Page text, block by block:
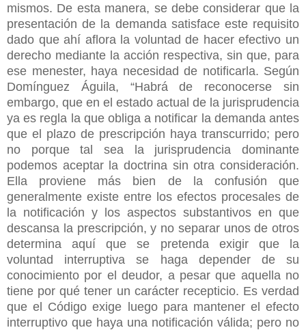
mismos. De esta manera, se debe considerar que la
presentación de la demanda satisface este requisito
dado que ahí aflora la voluntad de hacer efectivo un
derecho mediante la acción respectiva, sin que, para
ese menester, haya necesidad de notificarla. Según
Domínguez Águila, “Habrá de reconocerse sin
embargo, que en el estado actual de la jurisprudencia
ya es regla la que obliga a notificar la demanda antes
que el plazo de prescripción haya transcurrido; pero
no porque tal sea la jurisprudencia dominante
podemos aceptar la doctrina sin otra consideración.
Ella proviene más bien de la confusión que
generalmente existe entre los efectos procesales de
la notificación y los aspectos substantivos en que
descansa la prescripción, y no separar unos de otros
determina aquí que se pretenda exigir que la
voluntad interruptiva se haga depender de su
conocimiento por el deudor, a pesar que aquella no
tiene por qué tener un carácter recepticio. Es verdad
que el Código exige luego para mantener el efecto
interruptivo que haya una notificación válida; pero no